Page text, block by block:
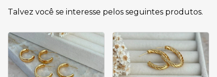
Talvez você se interesse pelos seguintes produtos.